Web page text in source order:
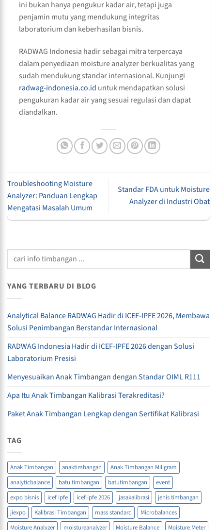
ini bukan hanya pengukur kadar air, tetapi juga
penjamin mutu yang mendukung integritas
laboratorium dan keberhasilan bisnis.
RADWAG Indonesia hadir sebagai mitra terpercaya
dalam penyediaan moisture analyzer berkualitas yang
sudah mendukung standar internasional. Kunjungi
radwag-indonesia.co.id untuk mendapatkan solusi
pengukuran kadar air yang sesuai regulasi dan dapat
diandalkan.
Troubleshooting Moisture
Analyzer: Panduan Lengkap
Mengatasi Masalah Umum
Standar FDA untuk Moisture
Analyzer di Industri Obat
YANG TERBARU DI BLOG
Analytical Balance RADWAG Hadir di ICEF-IPFE 2026, Membawa
Solusi Penimbangan Berstandar Internasional
RADWAG Indonesia Hadir di ICEF-IPFE 2026 dengan Solusi
Laboratorium Presisi
Menyesuaikan Anak Timbangan dengan Standar OIML R111
Apa Itu Anak Timbangan Kalibrasi Terakreditasi?
Paket Anak Timbangan Lengkap dengan Sertifikat Kalibrasi
TAG
Anak Timbangan anaktimbangan
Anak Timbangan Miligram
analyticbalance
batu timbangan batutimbangan
event
expo bisnis
icef ipfe icef ipfe 2026 jasakalibrasi
jenis timbangan
jiexpo
Kalibrasi Timbangan mass standard
Microbalances
Moisture Analyzer
moistureanalyzer Moisture Balance
Moisture Meter